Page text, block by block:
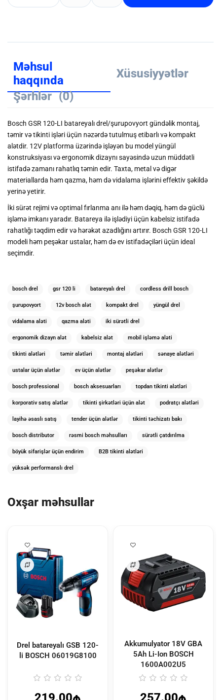
Məhsul
haqqında
Xüsusiyyətlər
Şərhlər (0)
Bosch GSR 120-LI batareyalı drel/şurupovyort gündəlik montaj,
təmir və tikinti işləri üçün nəzərdə tutulmuş etibarlı və kompakt
alətdir. 12V platforma üzərində işləyən bu model yüngül
konstruksiyası və ergonomik dizaynı sayəsində uzun müddətli
istifadə zamanı rahatlıq təmin edir. Taxta, metal və digər
materiallarda həm qazma, həm də vidalama işlərini effektiv şəkildə
yerinə yetirir.
İki sürət rejimi və optimal fırlanma anı ilə həm dəqiq, həm də güclü
işləmə imkanı yaradır. Batareya ilə işlədiyi üçün kabelsiz istifadə
rahatlığı təqdim edir və hərəkət azadlığını artırır. Bosch GSR 120-LI
modeli həm peşəkar ustalar, həm də ev istifadəçiləri üçün ideal
seçimdir.
bosch drel gsr 120 li batareyalı drel cordless drill bosch
şurupovyort 12v bosch alət kompakt drel yüngül drel
vidalama aləti qazma aləti iki sürətli drel
ergonomik dizayn alət kabelsiz alət mobil işləmə aləti
tikinti alətləri təmir alətləri montaj alətləri sənaye alətləri
ustalar üçün alətlər ev üçün alətlər peşəkar alətlər
bosch professional bosch aksesuarları topdan tikinti alətləri
korporativ satış alətlər tikinti şirkətləri üçün alət podratçı alətləri
layihə əsaslı satış tender üçün alətlər tikinti təchizatı bakı
bosch distributor rəsmi bosch məhsulları sürətli çatdırılma
böyük sifarişlər üçün endirim B2B tikinti alətləri
yüksək performanslı drel
Oxşar məhsullar
Drel batareyalı GSB 120-
li BOSCH 06019G8100
Akkumulyator 18V GBA
5Аh Li-Ion BOSCH
1600A002U5